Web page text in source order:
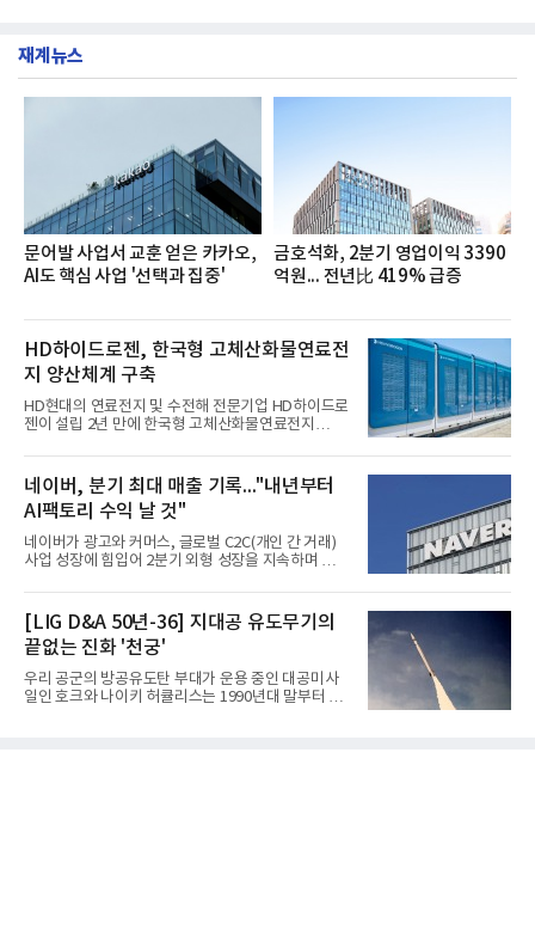
서도
영지원부 홍보팀과 2026년 새로이(e)＊가 공동 주관
직문화 혁신과 업무 효율성 향상을 위한 다양한 활동
을 추진하며,새로운 변화와 이로운 영향력을 조직전
반에 전파하는 역할
재계뉴스
문어발 사업서 교훈 얻은 카카오,
AI도 핵심 사업 '선택과 집중'
금호석화, 2분기 영업이익 3390
억원... 전년比 419% 급증
HD하이드로젠, 한국형 고체산화물연료전
지 양산체계 구축
HD현대의 연료전지 및 수전해 전문기업 HD하이드로
젠이 설립 2년 만에 한국형 고체산화물연료전지
본격적인 시장 공략에 나선다.HD하이드로젠은 최근
한국전기안전공사(KESCO)로부터 SOFC 발전설비
‘HD250’과 ‘HD300’, 제조시설에 대한 사용전검사를
완료하고 제품 양산체계 구축했다고 밝혔다.HD250
과 HD300은 각각 249kW급과 285kW급의 중소형 발
전용 SOFC 제품이다. 이번 검사를 통해 HD하이드로
젠은 제품과 제조시설의 전기설비 안전성과 적합성을
고온에서 작동하는 고효율 친환경 발
네이버, 분기 최대 매출 기록..."내년부터
AI팩토리 수익 날 것"
네이버가 광고와 커머스, 글로벌 C2C(개인 간 거래)
사업 성장에 힘입어 2분기 외형 성장을 지속하며 역대
자 증가와 엔비디아와 추진하는 AI 팩토리를 앞세워
AI 수익화에도 속도를 내고 있다.네이버는 올해 2분기
연결 기준 매출 3조3888억원, 영업이익 5203억원을
기록했다고 7일 밝혔다. 매출은 광고·커머스 등 핵심
사업과 글로벌 C2C 성장에 힘입어 전년 동기 대비
16.2% 증가한 분기 최대 매출을 기록했다. 반면 영업
이익은 AI 인프라 투자 영향으로 0.2% 감소했다.사업
[LIG D&A 50년-36] 지대공 유도무기의
끝없는 진화 '천궁'
우리 공군의 방공유도탄 부대가 운용 중인 대공미사
일인 호크와 나이키 허큘리스는 1990년대 말부터 성